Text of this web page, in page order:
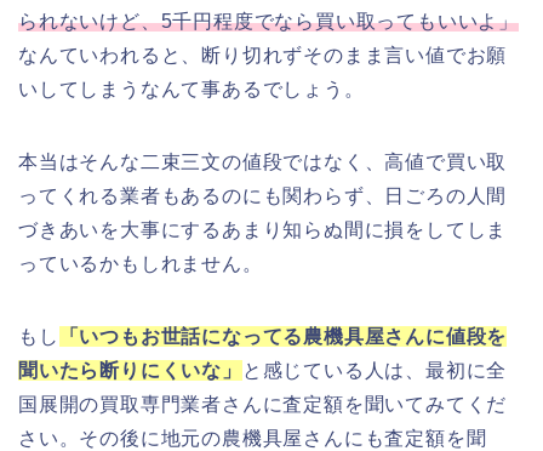
られないけど、5千円程度でなら買い取ってもいいよ」
なんていわれると、断り切れずそのまま言い値でお願
いしてしまうなんて事あるでしょう。
本当はそんな二束三文の値段ではなく、高値で買い取
ってくれる業者もあるのにも関わらず、日ごろの人間
づきあいを大事にするあまり知らぬ間に損をしてしま
っているかもしれません。
もし
「いつもお世話になってる農機具屋さんに値段を
聞いたら断りにくいな」
と感じている人は、最初に全
国展開の買取専門業者さんに査定額を聞いてみてくだ
さい。その後に地元の農機具屋さんにも査定額を聞